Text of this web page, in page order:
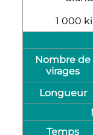
1 000
Nombre de
virages
Longueur
Temps